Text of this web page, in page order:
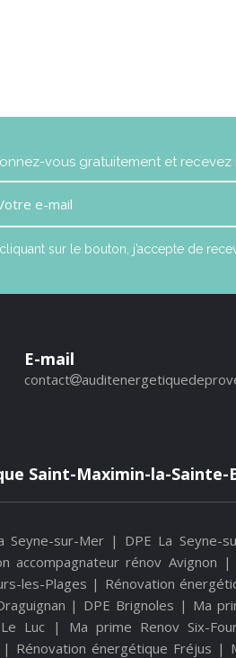
vous gratuitement et recevez
sur le bouton, j’accepte de
E-mail
contact
Saint-Maximin-la-Sainte-
Seyne-sur-Mer | DPE La Seyne-
accompagnateur rénov Avignon
les-Plages | Rénovation
| DPE Brignoles | Ma
Luc| Ma prime Renov Six-
| Rénovation énergétique Fréjus |